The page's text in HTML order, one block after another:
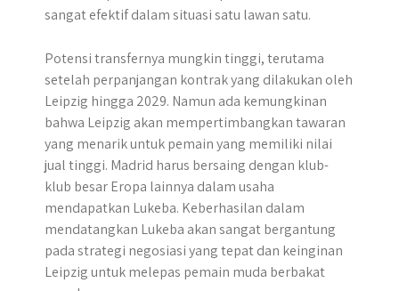
sangat efektif dalam situasi satu lawan satu.
Potensi transfernya mungkin tinggi, terutama
setelah perpanjangan kontrak yang dilakukan oleh
Leipzig hingga 2029. Namun ada kemungkinan
bahwa Leipzig akan mempertimbangkan tawaran
yang menarik untuk pemain yang memiliki nilai
jual tinggi. Madrid harus bersaing dengan klub-
klub besar Eropa lainnya dalam usaha
mendapatkan Lukeba. Keberhasilan dalam
mendatangkan Lukeba akan sangat bergantung
pada strategi negosiasi yang tepat dan keinginan
Leipzig untuk melepas pemain muda berbakat